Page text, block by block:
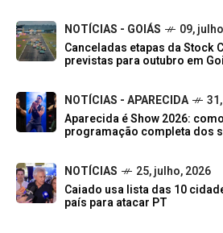
NOTÍCIAS - GOIÁS
09,
Canceladas etapas da Stock
previstas para outubro em
NOTÍCIAS - APARECIDA
Aparecida é Show 2026:
programação completa dos
NOTÍCIAS
25, julho, 2026
Caiado usa lista das 10
país para atacar PT